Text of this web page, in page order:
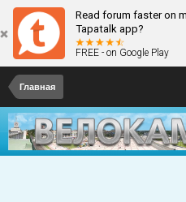
Read forum faster on
Tapatalk app?
FREE - on Google Play
Главная